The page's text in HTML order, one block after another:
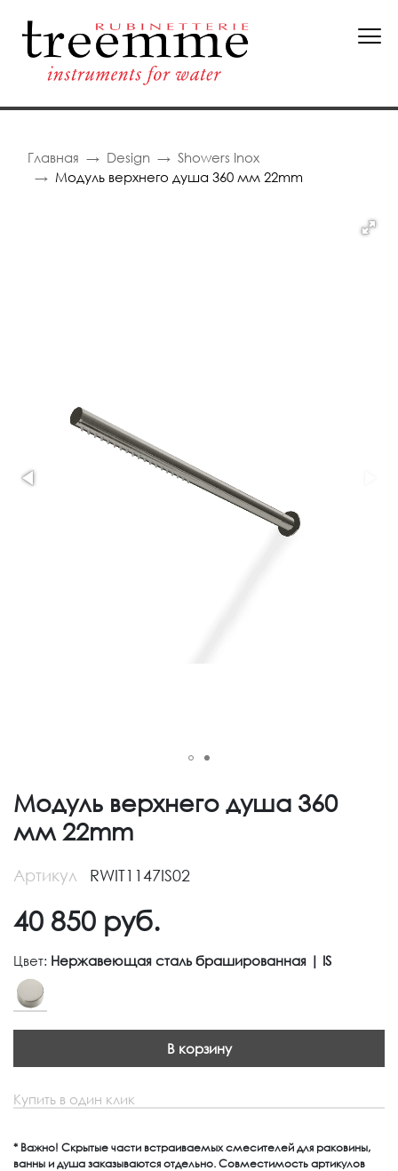
Главная Design
Showers Inox
Модуль верхнего душа 360 мм 22mm
Модуль верхнего душа 360
мм 22mm
Артикул RWIT1147IS02
40 850 руб.
Цвет: Нержавеющая сталь брашированная | IS
В корзину
Купить в один клик
* Важно! Скрытые части встраиваемых смесителей для раковины,
ванны и душа заказываются отдельно. Совместимость артикулов